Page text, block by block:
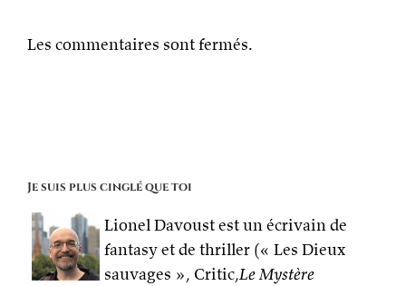
Les commentaires sont fermés.
Je suis plus cinglé que toi
Lionel Davoust est un écrivain de
fantasy et de thriller (« Les Dieux
sauvages », Critic,Le Mystère